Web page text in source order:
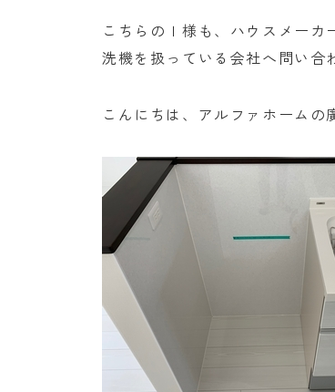
こちらのＩ様も、ハウスメー
洗機を扱っている会社へ問い合
こんにちは、アルファホームの